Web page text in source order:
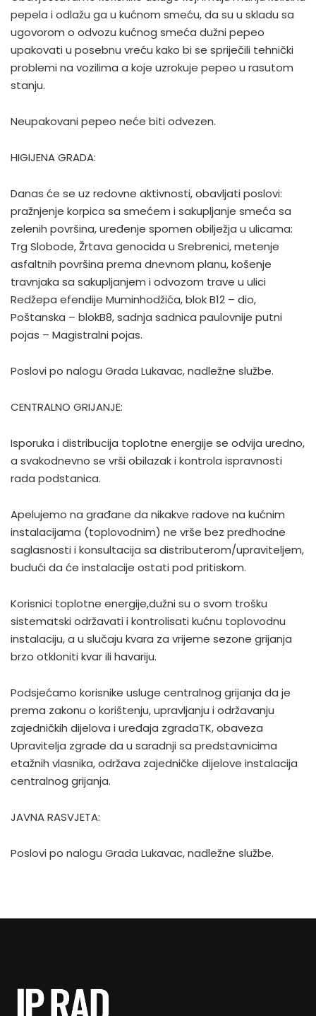
pepela i odlažu ga u kućnom smeću, da su u skladu sa
ugovorom o odvozu kućnog smeća dužni pepeo
upakovati u posebnu vreću kako bi se spriječili tehnički
problemi na vozilima a koje uzrokuje pepeo u rasutom
stanju.
Neupakovani pepeo neće biti odvezen.
HIGIJENA GRADA:
Danas će se uz redovne aktivnosti, obavljati poslovi:
pražnjenje korpica sa smećem i sakupljanje smeća sa
zelenih površina, uređenje spomen obilježja u ulicama:
Trg Slobode, Žrtava genocida u Srebrenici, metenje
asfaltnih površina prema dnevnom planu, košenje
travnjaka sa sakupljanjem i odvozom trave u ulici
Redžepa efendije Muminhodžića, blok B12 – dio,
Poštanska – blokB8, sadnja sadnica paulovnije putni
pojas – Magistralni pojas.
Poslovi po nalogu Grada Lukavac, nadležne službe.
CENTRALNO GRIJANJE:
Isporuka i distribucija toplotne energije se odvija uredno,
a svakodnevno se vrši obilazak i kontrola ispravnosti
rada podstanica.
Apelujemo na građane da nikakve radove na kućnim
instalacijama (toplovodnim) ne vrše bez predhodne
saglasnosti i konsultacija sa distributerom/upraviteljem,
budući da će instalacije ostati pod pritiskom.
Korisnici toplotne energije,dužni su o svom trošku
sistematski održavati i kontrolisati kućnu toplovodnu
instalaciju, a u slučaju kvara za vrijeme sezone grijanja
brzo otkloniti kvar ili havariju.
Podsjećamo korisnike usluge centralnog grijanja da je
prema zakonu o korištenju, upravljanju i održavanju
zajedničkih dijelova i uređaja zgradaTK, obaveza
Upravitelja zgrade da u saradnji sa predstavnicima
etažnih vlasnika, održava zajedničke dijelove instalacija
centralnog grijanja.
JAVNA RASVJETA:
Poslovi po nalogu Grada Lukavac, nadležne službe.